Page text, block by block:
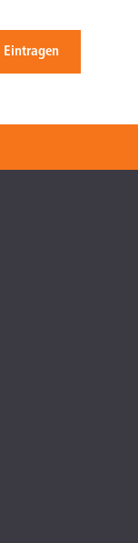
Eintragen